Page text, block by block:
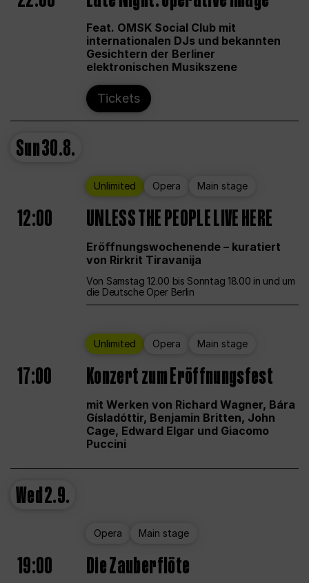
Feat. OMSK Social Club mit
internationalen DJs und bekannten
Gesichtern der Berliner
elektronischen Musikszene
Tickets
Sun30.8.
Unlimited Opera Main stage
12:00 UNLESS THE PEOPLE LIVE HERE
Eröffnungswochenende – kuratiert
von Rirkrit Tiravanija
Von Samstag 12.00 bis Sonntag 18.00 in und um
die Deutsche Oper Berlin
Unlimited Opera Main stage
17:00 Konzert zum Eröffnungsfest
mit Werken von Richard Wagner, Bára
Gísladóttir, Benjamin Britten, John
Cage, Edward Elgar und Giacomo
Puccini
Wed2.9.
Opera Main stage
19:00 Die Zauberflöte